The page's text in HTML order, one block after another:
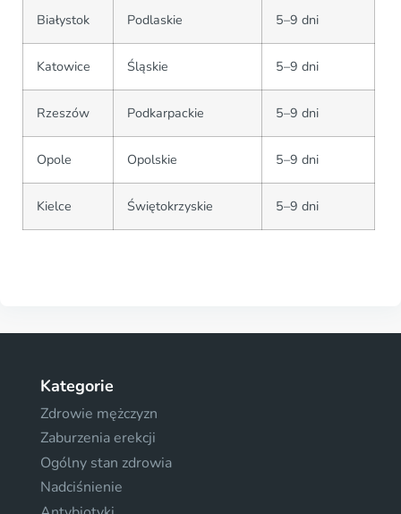
Białystok Podlaskie 5–9 dni
Katowice Śląskie 5–9 dni
Rzeszów Podkarpackie 5–9 dni
Opole Opolskie 5–9 dni
Kielce Świętokrzyskie 5–9 dni
Kategorie
Zdrowie mężczyzn
Zaburzenia erekcji
Ogólny stan zdrowia
Nadciśnienie